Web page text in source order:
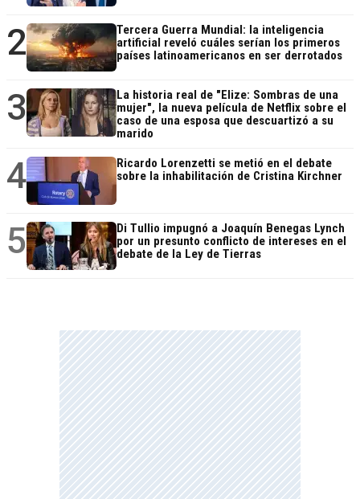
2
Tercera Guerra Mundial: la inteligencia
artificial reveló cuáles serían los primeros
países latinoamericanos en ser derrotados
3
La historia real de "Elize: Sombras de una
mujer", la nueva película de Netflix sobre el
caso de una esposa que descuartizó a su
marido
4
Ricardo Lorenzetti se metió en el debate
sobre la inhabilitación de Cristina Kirchner
5
Di Tullio impugnó a Joaquín Benegas Lynch
por un presunto conflicto de intereses en el
debate de la Ley de Tierras